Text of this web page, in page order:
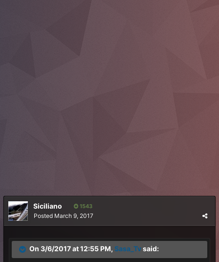
Siciliano 1543
Posted March 9, 2017
On 3/6/2017 at 12:55 PM, Sasa_Tvsaid: